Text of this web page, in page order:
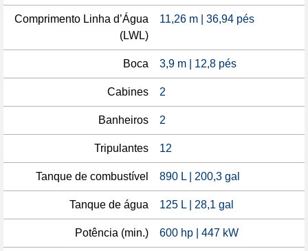
Comprimento Linha d’Água
(LWL)
11,26 m | 36,94 pés
Boca 3,9 m | 12,8 pés
Cabines 2
Banheiros 2
Tripulantes 12
Tanque de combustível 890 L | 200,3 gal
Tanque de água 125 L | 28,1 gal
Potência (min.) 600 hp | 447 kW